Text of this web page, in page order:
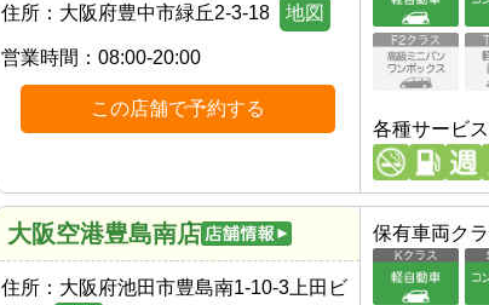
住所： 大阪府豊中市緑丘2-3-18 地図
営業時間： 08:00-20:00
この店舗で予約する
各種サービス
大阪空港豊島南店
住所： 大阪府池田市豊島南1-10-3上田ビ
保有車両ク